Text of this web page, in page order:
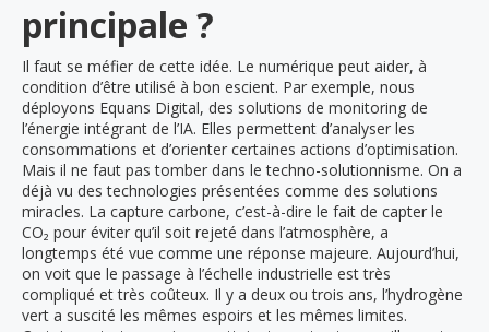
principale ?
Il faut se méfier de cette idée. Le numérique peut aider, à
condition d’être utilisé à bon escient. Par exemple, nous
déployons Equans Digital, des solutions de monitoring de
l’énergie intégrant de l’IA. Elles permettent d’analyser les
consommations et d’orienter certaines actions d’optimisation.
Mais il ne faut pas tomber dans le techno-solutionnisme. On a
déjà vu des technologies présentées comme des solutions
miracles. La capture carbone, c’est-à-dire le fait de capter le
CO₂ pour éviter qu’il soit rejeté dans l’atmosphère, a
longtemps été vue comme une réponse majeure. Aujourd’hui,
on voit que le passage à l’échelle industrielle est très
compliqué et très coûteux. Il y a deux ou trois ans, l’hydrogène
vert a suscité les mêmes espoirs et les mêmes limites.